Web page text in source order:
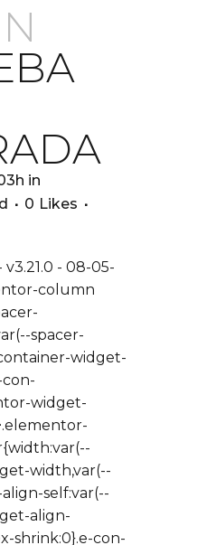
in
0 Likes
- 08-05-
column
spacer-
widget-
con-
widget-
width,var(--
self:var(--
align-
shrink:0}.e-con-